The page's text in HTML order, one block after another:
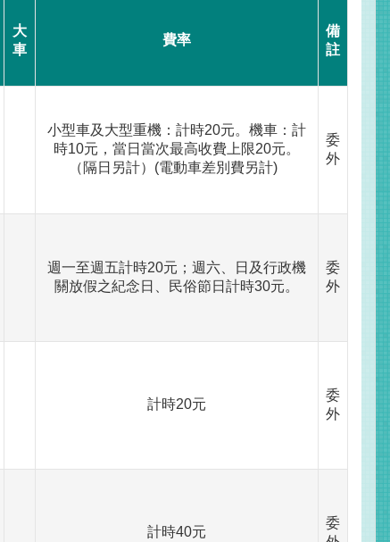
大
車
費率
備
註
小型車及大型重機：計時20元。機車：計
時10元，當日當次最高收費上限20元。
（隔日另計）(電動車差別費另計)
委
外
週一至週五計時20元；週六、日及行政機
關放假之紀念日、民俗節日計時30元。
委
外
計時20元
委
外
計時40元
委